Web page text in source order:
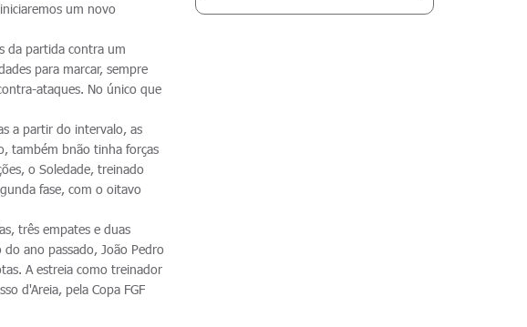
um novo
da partida contra um
para marcar, sempre
ataques. No único que
a partir do intervalo, as
também bnão tinha forças
o Soledade, treinado
fase, com o oitavo
três empates e duas
ano passado, João Pedro
A estreia como treinador
d'Areia, pela Copa FGF